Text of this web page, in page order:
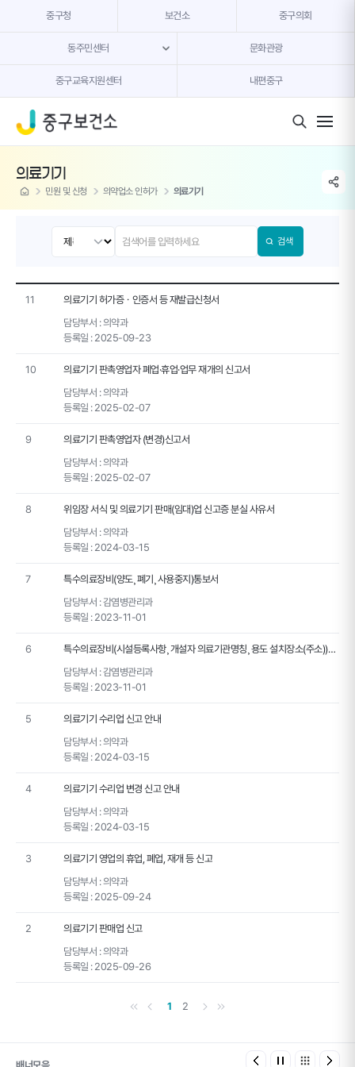
중구청 보건소 중구의회
동주민센터 문화관광
중구교육지원센터 내편중구
의료기기
home 민원 및 신청 의약업소 인허가 의료기기
share
검색
11
의료기기 허가증ㆍ인증서 등 재발급신청서
담당부서 :의약과
등록일 : 2025-09-23
10
의료기기 판촉영업자 폐업·휴업·업무 재개의 신고서
담당부서 :의약과
등록일 : 2025-02-07
9
의료기기 판촉영업자 (변경)신고서
담당부서 :의약과
등록일 : 2025-02-07
8
위임장 서식 및 의료기기 판매(임대)업 신고증 분실 사유서
담당부서 :의약과
등록일 : 2024-03-15
7
특수의료장비(양도¸ 폐기¸ 사용중지)통보서
담당부서 :감염병관리과
등록일 : 2023-11-01
6
특수의료장비(시설등록사항¸ 개설자 의료기관명칭¸ 용도 설치장소(주소))변경통보서
담당부서 :감염병관리과
등록일 : 2023-11-01
5
의료기기 수리업 신고 안내
담당부서 :의약과
등록일 : 2024-03-15
4
의료기기 수리업 변경 신고 안내
담당부서 :의약과
등록일 : 2024-03-15
3
의료기기 영업의 휴업, 폐업, 재개 등 신고
담당부서 :의약과
등록일 : 2025-09-24
2
의료기기 판매업 신고
담당부서 :의약과
등록일 : 2025-09-26
첫 페이지
이전 페이지
1 2 다음 페이지
마지막 페이지